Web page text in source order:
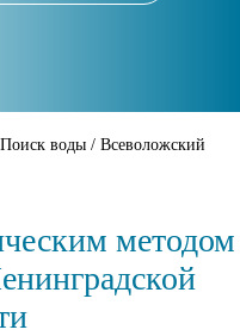
Поиск воды / Всеволожский
методом